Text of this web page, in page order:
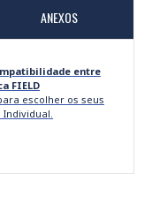
ANEXOS
entre
FIELD
escolher os seus